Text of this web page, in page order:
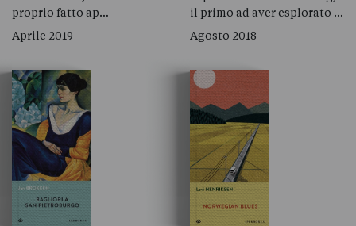
proprio fatto ap…
Aprile 2019
il primo ad aver esplorato …
Agosto 2018